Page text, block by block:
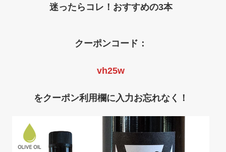
迷ったらコレ！おすすめの3本
クーポンコード：
vh25w
をクーポン利用欄に入力お忘れなく！